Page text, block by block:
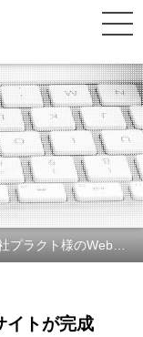
イトが完成